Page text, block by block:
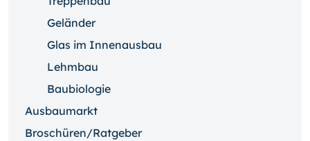
Geländer
Glas im Innenausbau
Lehmbau
Baubiologie
Ausbaumarkt
Broschüren/Ratgeber